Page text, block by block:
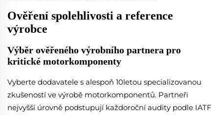
Ověření spolehlivosti a reference
výrobce
Výběr ověřeného výrobního partnera pro
kritické motorkomponenty
Vyberte dodavatele s alespoň 10letou specializovanou
zkušeností ve výrobě motorkomponentů. Partneři
nejvyšší úrovně podstupují každoroční audity podle IATF